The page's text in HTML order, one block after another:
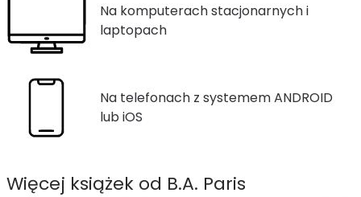
Na komputerach stacjonarnych i
laptopach
Na telefonach z systemem ANDROID
lub iOS
Więcej książek od B.A. Paris